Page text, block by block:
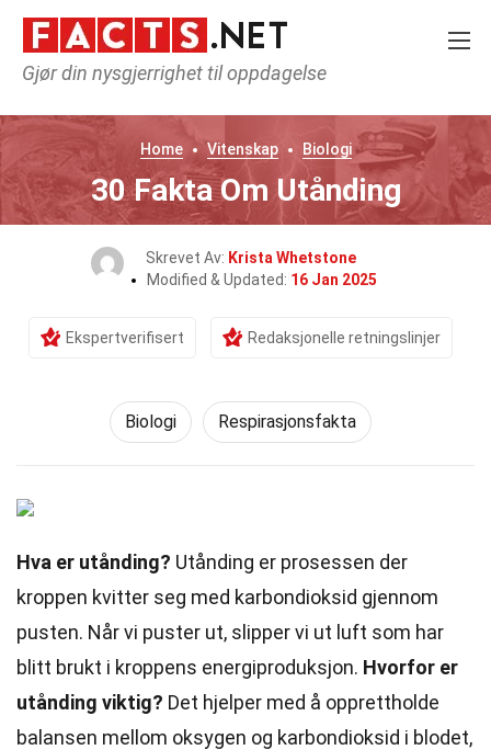
Gjør din nysgjerrighet til oppdagelse
Home Vitenskap Biologi
30 Fakta Om Utånding
Skrevet Av: Krista Whetstone
Modified & Updated: 16 Jan 2025
Ekspertverifisert Redaksjonelle retningslinjer
Biologi Respirasjonsfakta
Hva er utånding? Utånding er prosessen der
kroppen kvitter seg med karbondioksid gjennom
pusten. Når vi puster ut, slipper vi ut luft som har
blitt brukt i kroppens energiproduksjon. Hvorfor er
utånding viktig? Det hjelper med å opprettholde
balansen mellom oksygen og karbondioksid i blodet,